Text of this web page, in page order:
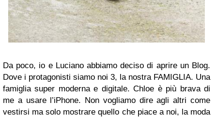
Da poco, io e Luciano abbiamo deciso di aprire un Blog.
Dove i protagonisti siamo noi 3, la nostra FAMIGLIA. Una
famiglia super moderna e digitale. Chloe è più brava di
me a usare l’iPhone. Non vogliamo dire agli altri come
vestirsi ma solo mostrare quello che piace a noi, la moda